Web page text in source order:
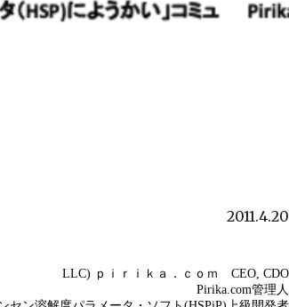
2011.4.20